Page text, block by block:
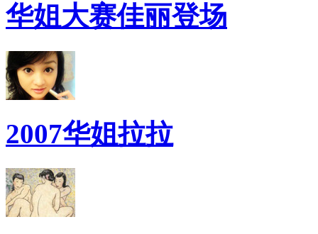
华姐大赛佳丽登场
2007华姐拉拉